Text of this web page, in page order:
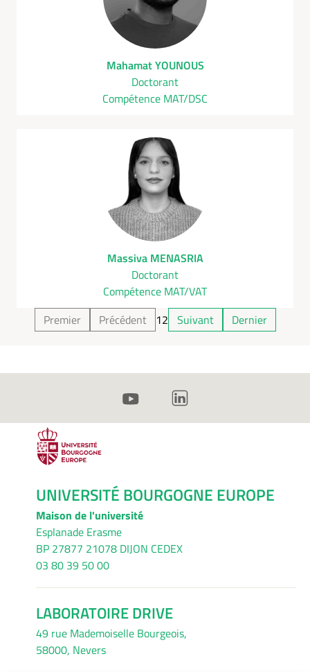
Mahamat YOUNOUS
Doctorant
Compétence MAT/DSC
Massiva MENASRIA
Doctorant
Compétence MAT/VAT
Premier
Précédent 12 Suivant Dernier
UNIVERSITÉ BOURGOGNE EUROPE
Maison de l'université
Esplanade Erasme
BP 27877 21078 DIJON CEDEX
03 80 39 50 00
LABORATOIRE DRIVE
49 rue Mademoiselle Bourgeois,
58000, Nevers